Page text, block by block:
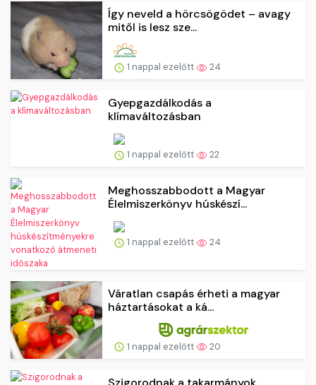
Így neveld a hörcsögödet – avagy
mitől is lesz sze...
1 nappal ezelőtt 24
Gyepgazdálkodás a
klímaváltozásban
1 nappal ezelőtt 22
Meghosszabbodott a Magyar
Élelmiszerkönyv húskészí...
1 nappal ezelőtt 24
Váratlan csapás érheti a magyar
háztartásokat a ká...
1 nappal ezelőtt 20